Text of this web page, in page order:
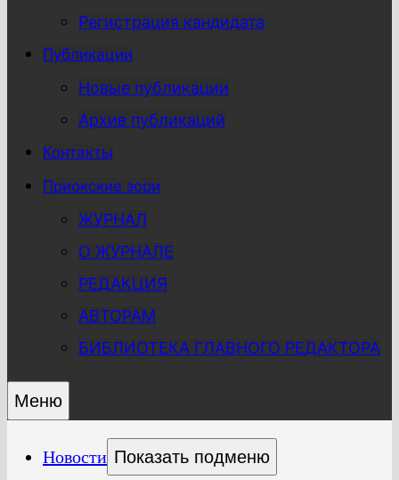
Регистрация кандидата
Публикации
Новые публикации
Архив публикаций
Контакты
Приокские зори
ЖУРНАЛ
О ЖУРНАЛЕ
РЕДАКЦИЯ
АВТОРАМ
БИБЛИОТЕКА ГЛАВНОГО РЕДАКТОРА
Меню
Новости Показать подменю